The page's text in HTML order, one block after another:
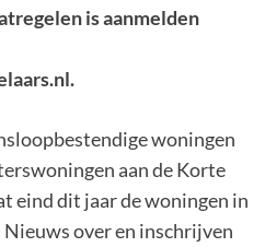
is aanmelden
woningen
aan de Korte
eind dit jaar de woningen in
over en inschrijven